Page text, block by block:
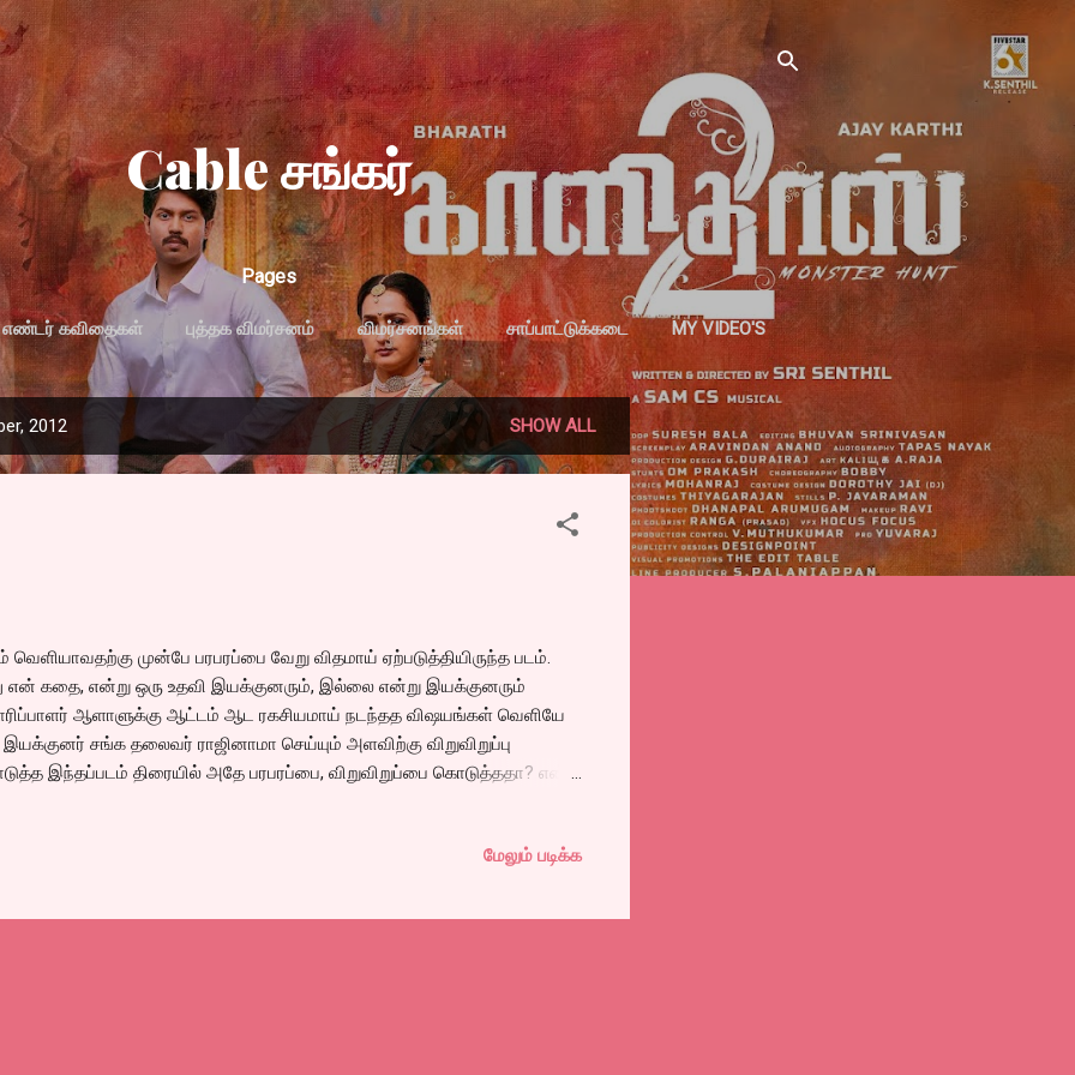
Skip to main content
Cable சங்கர்
Pages
எண்டர் கவிதைகள் புத்தக விமர்சனம் விமர்சனங்கள் சாப்பாட்டுக்கடை MY VIDEO'S
MORE… PRIVACY POLICY
2012 SHOW ALL
வெளியாவதற்கு முன்பே பரபரப்பை வேறு விதமாய் ஏற்படுத்தியிருந்த படம்.
என் கதை, என்று ஒரு உதவி இயக்குனரும், இல்லை என்று இயக்குனரும்
ஆளாளுக்கு ஆட்டம் ஆட ரகசியமாய் நடந்தத விஷயங்கள் வெளியே
சங்க தலைவர் ராஜினாமா செய்யும் அளவிற்கு விறுவிறுப்பு
இந்தப்படம் திரையில் அதே பரபரப்பை, விறுவிறுப்பை கொடுத்ததா? என்று
மேலும் படிக்க